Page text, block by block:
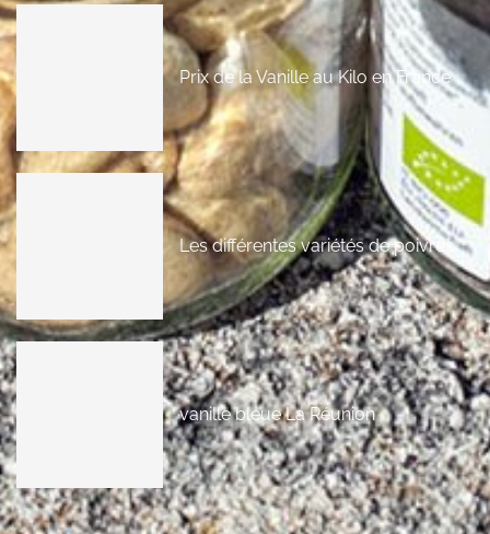
Prix de la Vanille au Kilo en France
Les différentes variétés de poivres
vanille bleue La Réunion